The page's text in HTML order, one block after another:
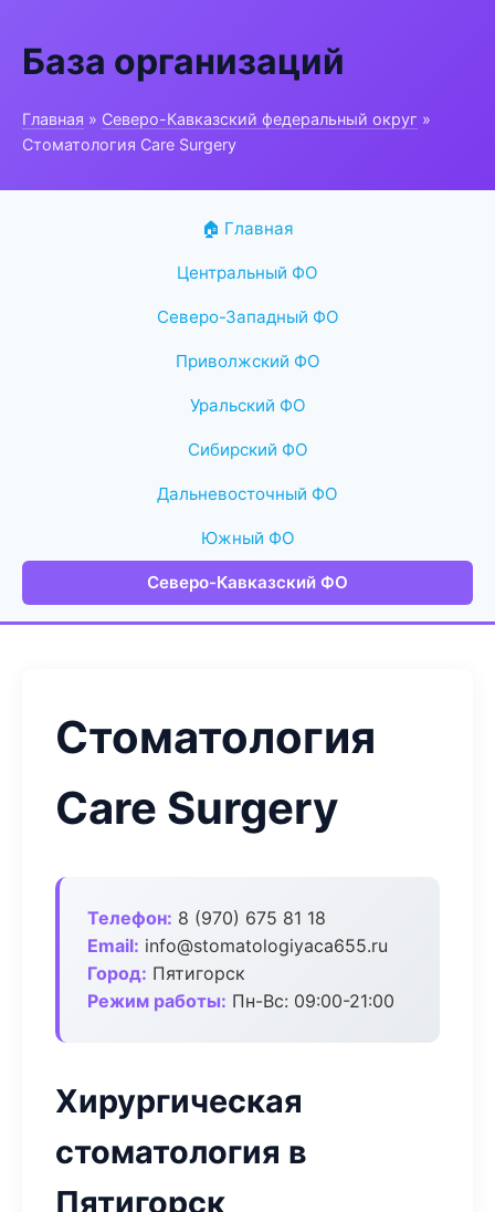
База организаций
Главная » Северо-Кавказский федеральный округ »
Стоматология Care Surgery
🏠 Главная
Центральный ФО
Северо-Западный ФО
Приволжский ФО
Уральский ФО
Сибирский ФО
Дальневосточный ФО
Южный ФО
Северо-Кавказский ФО
Стоматология
Care Surgery
Телефон: 8 (970) 675 81 18
Email: info@stomatologiyaca655.ru
Город: Пятигорск
Режим работы: Пн-Вс: 09:00-21:00
Хирургическая
стоматология в
Пятигорск